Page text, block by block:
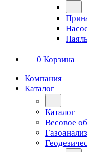
0 Корзина
Компания
Каталог
Каталог
Весовое